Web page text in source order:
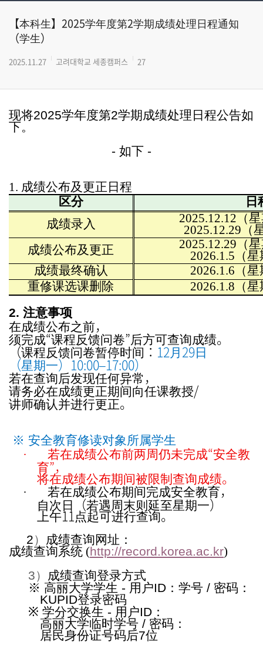
【本科生】2025学年度第2学期成绩处理日程通知
（学生）
2025.11.27 고려대학교 세종캠퍼스 27
现将2025学年度第2学期成绩处理日程公告如
下。
- 如下 -
1. 成绩公布及更正日程
区分
日
成绩录入 2025.12.12 （
2025.12.29 （
成绩公布及更正 2025.12.29 （
2026.1.5 （
成绩最终确认 2026.1.6 （
重修课选课删 除 2026.1.8 （
2. 注意事项
在成绩公布之前，
须完成“课程反馈问卷”后方可查询成绩。
（课程反馈问卷暂停时间： 12月29日
（星期一）10:00–17:00）
若在查询后发现任何异常，
请务必在成绩更正期间向任课教授/
讲师确认并进行更正。
※ 安全教育修读对象所属学生
·
若在成绩公布前两周仍未完成“安全教
育”，
将在成绩公布期间被限制查询成绩。
· 若在成绩公布期间完成安全教育，
自次日（若遇周末则 延至星期一）
上午11点起可进行查询。
2） 成绩查询网址：
成绩查询系统 (http://record.korea.ac.kr)
3） 成绩查询登录方式
※ 高丽大学学生 - 用 户ID ： 学号 / 密码 ：
KUPID登录密码
※ 学分交换生 - 用 户ID ：
高丽大学临时学号 / 密码 ：
居民身份证号码后7位